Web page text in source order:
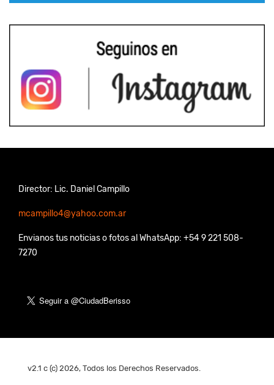
Director: Lic. Daniel Campillo
mcampillo4@yahoo.com.ar
Envianos tus noticias o fotos al WhatsApp: +54 9 221 508-
7270
v2.1 c (c) 2026, Todos los Derechos Reservados.